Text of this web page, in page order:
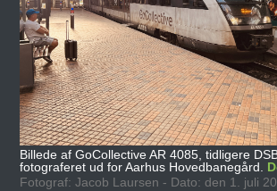
Billede af GoCollective AR 4085, tidligere
fotograferet ud for Aarhus Hovedbanegård.
Fotograf: Jacob Laursen - Dato: den 1. juli